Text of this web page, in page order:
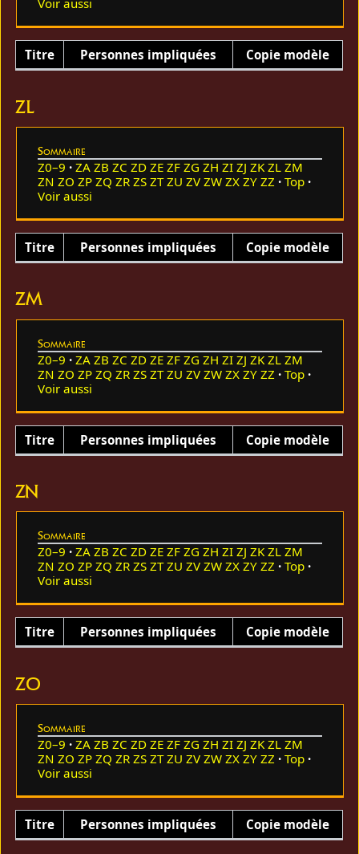
Voir aussi
Titre Personnes impliquées Copie modèle
ZL
Sommaire
Z0–9 ZA ZB ZC ZD ZE ZF ZG ZH ZI ZJ ZK ZL ZM
ZN ZO ZP ZQ ZR ZS ZT ZU ZV ZW ZX ZY ZZ
Top
Voir aussi
Titre Personnes impliquées Copie modèle
ZM
Sommaire
Z0–9 ZA ZB ZC ZD ZE ZF ZG ZH ZI ZJ ZK ZL ZM
ZN ZO ZP ZQ ZR ZS ZT ZU ZV ZW ZX ZY ZZ
Top
Voir aussi
Titre Personnes impliquées Copie modèle
ZN
Sommaire
Z0–9 ZA ZB ZC ZD ZE ZF ZG ZH ZI ZJ ZK ZL ZM
ZN ZO ZP ZQ ZR ZS ZT ZU ZV ZW ZX ZY ZZ
Top
Voir aussi
Titre Personnes impliquées Copie modèle
ZO
Sommaire
Z0–9 ZA ZB ZC ZD ZE ZF ZG ZH ZI ZJ ZK ZL ZM
ZN ZO ZP ZQ ZR ZS ZT ZU ZV ZW ZX ZY ZZ
Top
Voir aussi
Titre Personnes impliquées Copie modèle